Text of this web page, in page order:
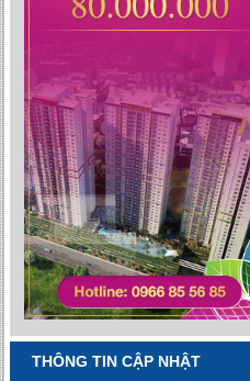
THÔNG TIN CẬP NHẬT